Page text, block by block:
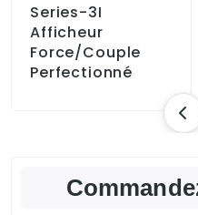
Series-3I
Afficheur
Force/couple
Perfectionné